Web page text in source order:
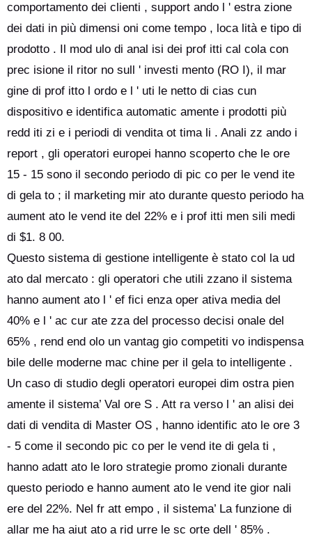
comportamento dei clienti , support ando l ' estra zione
dei dati in più dimensi oni come tempo , loca lità e tipo di
prodotto . Il mod ulo di anal isi dei prof itti cal cola con
prec isione il ritor no sull ' investi mento (RO I), il mar
gine di prof itto l ordo e l ' uti le netto di cias cun
dispositivo e identifica automatic amente i prodotti più
redd iti zi e i periodi di vendita ot tima li . Anali zz ando i
report , gli operatori europei hanno scoperto che le ore
15 - 15 sono il secondo periodo di pic co per le vend ite
di gela to ; il marketing mir ato durante questo periodo ha
aument ato le vend ite del 22% e i prof itti men sili medi
di $1. 8 00.
Questo sistema di gestione intelligente è stato col la ud
ato dal mercato : gli operatori che utili zzano il sistema
hanno aument ato l ' ef fici enza oper ativa media del
40% e l ' ac cur ate zza del processo decisi onale del
65% , rend end olo un vantag gio competiti vo indispensa
bile delle moderne mac chine per il gela to intelligente .
Un caso di studio degli operatori europei dim ostra pien
amente il sistema’ Val ore S . Att ra verso l ' an alisi dei
dati di vendita di Master OS , hanno identific ato le ore 3
- 5 come il secondo pic co per le vend ite di gela ti ,
hanno adatt ato le loro strategie promo zionali durante
questo periodo e hanno aument ato le vend ite gior nali
ere del 22%. Nel fr att empo , il sistema’ La funzione di
allar me ha aiut ato a rid urre le sc orte dell ' 85% .